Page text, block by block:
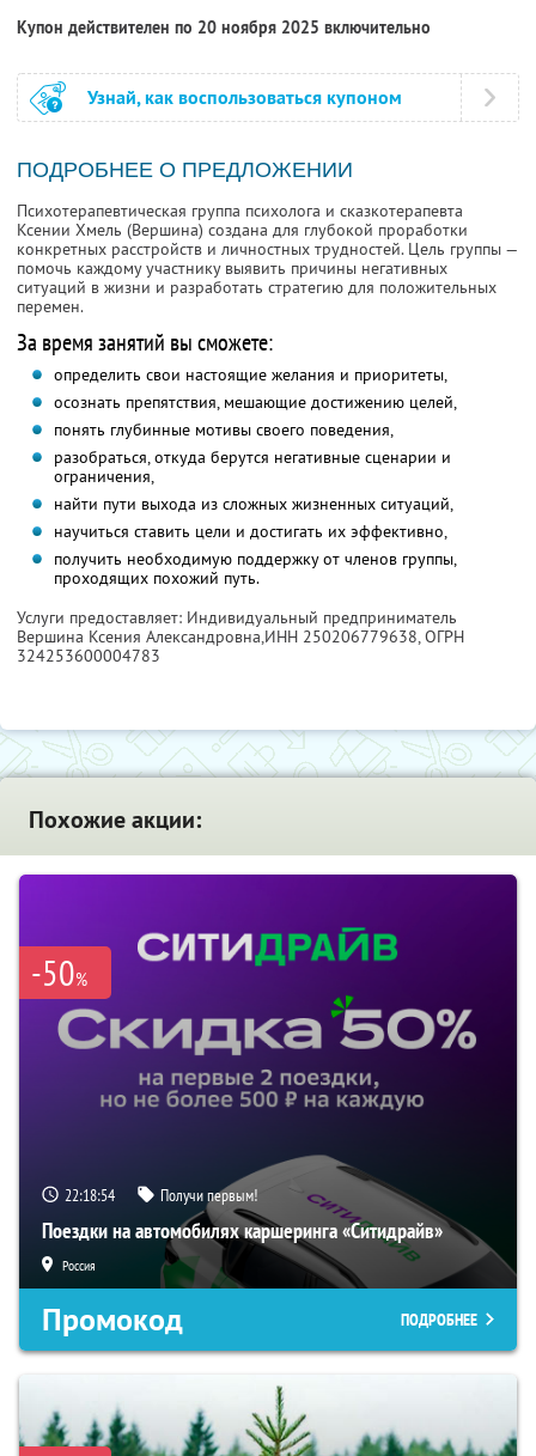
Купон действителен по 20 ноября 2025 включительно
Узнай, как воспользоваться купоном
ПОДРОБНЕЕ О ПРЕДЛОЖЕНИИ
Психотерапевтическая группа психолога и сказкотерапевта
Ксении Хмель (Вершина) создана для глубокой проработки
конкретных расстройств и личностных трудностей. Цель группы —
помочь каждому участнику выявить причины негативных
ситуаций в жизни и разработать стратегию для положительных
перемен.
За время занятий вы сможете:
определить свои настоящие желания и приоритеты,
осознать препятствия, мешающие достижению целей,
понять глубинные мотивы своего поведения,
разобраться, откуда берутся негативные сценарии и
ограничения,
найти пути выхода из сложных жизненных ситуаций,
научиться ставить цели и достигать их эффективно,
получить необходимую поддержку от членов группы,
проходящих похожий путь.
Услуги предоставляет: Индивидуальный предприниматель
Вершина Ксения Александровна,ИНН 250206779638, ОГРН
324253600004783
Похожие акции:
-50%
22:18:53 Получи первым!
Поездки на автомобилях каршеринга «Ситидрайв»
Россия
Промокод ПОДРОБНЕЕ